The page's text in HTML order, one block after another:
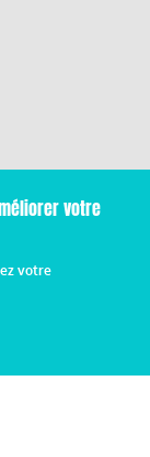
votre
votre